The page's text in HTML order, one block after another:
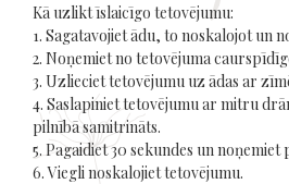
Kā uzlikt īslaicīgo tetovējumu:
1. Sagatavojiet ādu, to noskalojot un
2. Noņemiet no tetovējuma
3. Uzlieciet tetovējumu uz ādas ar
4. Saslapiniet tetovējumu ar mitru
pilnībā samitrināts.
5. Pagaidiet 30 sekundes un
6. Viegli noskalojiet tetovējumu.